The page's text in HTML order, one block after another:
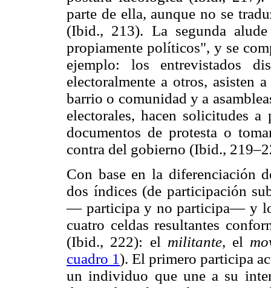
parte de ella, aunque no se
(Ibid., 213). La segunda
propiamente políticos", y se
ejemplo: los entrevistados
electoralmente a otros, asisten
barrio o comunidad y a
electorales, hacen solicitudes
documentos de protesta o
contra del gobierno (Ibid.,
Con base en la diferenciación
dos índices (de participación
— participa y no participa— y
cuatro celdas resultantes
(Ibid., 222): el militante, el
cuadro 1). El primero participa
un individuo que une a su